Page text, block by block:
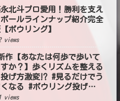
北斗プロ愛用！勝利を支え
ールラインナップ紹介完全
ボウリング】
views
作【あなたは何歩で歩いて
すか？】歩くリズムを整える
げ方激変⁉ #見るだけでう
くなる #ボウリング投げ方
views